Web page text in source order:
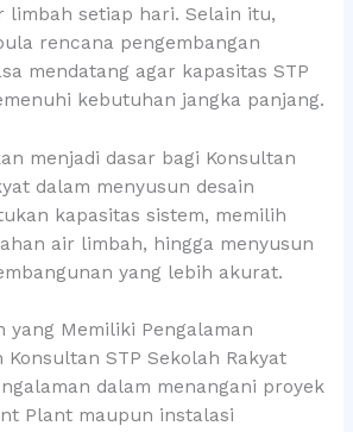
limbah setiap hari. Selain itu,
rencana pengembangan
mendatang agar kapasitas STP
kebutuhan jangka panjang.
menjadi dasar bagi Konsultan
dalam menyusun desain
kapasitas sistem, memilih
air limbah, hingga menyusun
yang lebih akurat.
yang Memiliki Pengalaman
Konsultan STP Sekolah Rakyat
dalam menangani proyek
Plant maupun instalasi